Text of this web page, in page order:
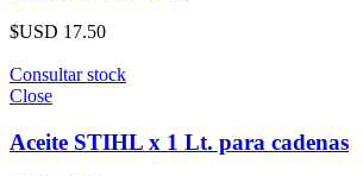
$USD 17.50
Consultar stock
Close
Aceite STIHL x 1 Lt. para cadenas